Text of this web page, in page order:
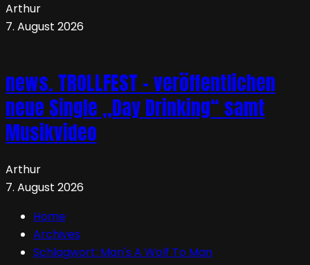
Arthur
7. August 2026
news. TROLLFEST – veröffentlichen
neue Single „Day Drinking“ samt
Musikvideo
Arthur
7. August 2026
Home
Archives
Schlagwort: Man's A Wolf To Man